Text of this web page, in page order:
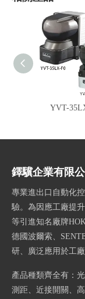
YVT-
鐸驥企業有限公
專業進出口自動化
驗。為因應工廠提
等引進知名廠牌
德國波爾索、
研、
廣泛應用於工
產品種類齊全有：
測距、近接開關、